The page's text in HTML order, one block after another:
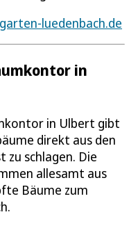
luedenbach.de
in
in Ulbert gibt
direkt aus den
zu schlagen. Die
allesamt aus
Bäume zum